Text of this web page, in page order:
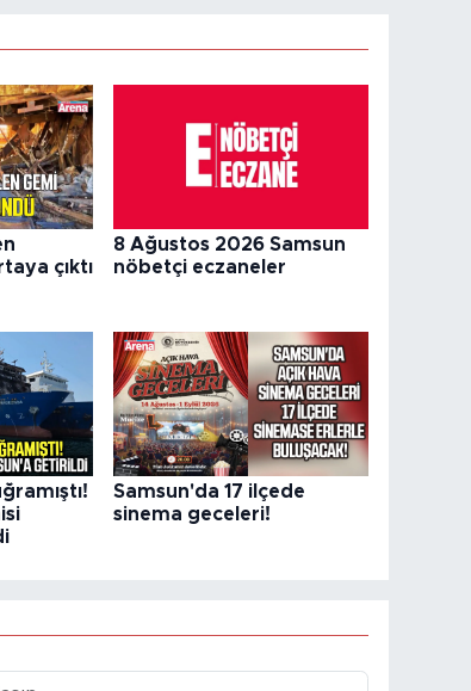
çıktı
8 Ağustos 2026 Samsun
nöbetçi eczaneler
Samsun'da 17 ilçede
sinema geceleri!